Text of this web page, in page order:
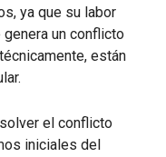
ya que su labor
un conflicto
están
el conflicto
iniciales del